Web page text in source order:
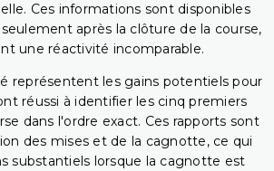
Ces informations sont disponibles
après la clôture de la course,
une réactivité incomparable.
représentent les gains potentiels pour
réussi à identifier les cinq premiers
dans l'ordre exact. Ces rapports sont
des mises et de la cagnotte, ce qui
substantiels lorsque la cagnotte est